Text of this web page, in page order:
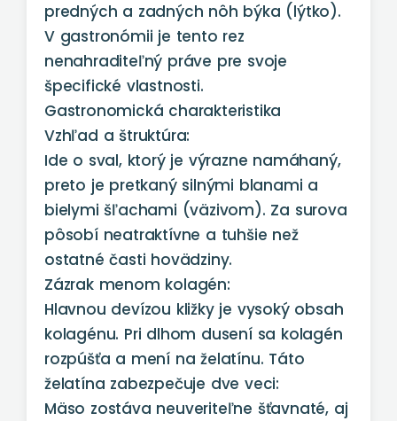
predných a zadných nôh býka (lýtko).
V gastronómii je tento rez
nenahraditeľný práve pre svoje
špecifické vlastnosti.
Gastronomická charakteristika
Vzhľad a štruktúra:
Ide o sval, ktorý je výrazne namáhaný,
preto je pretkaný silnými blanami a
bielymi šľachami (väzivom). Za surova
pôsobí neatraktívne a tuhšie než
ostatné časti hovädziny.
Zázrak menom kolagén:
Hlavnou devízou kližky je vysoký obsah
kolagénu. Pri dlhom dusení sa kolagén
rozpúšťa a mení na želatínu. Táto
želatína zabezpečuje dve veci:
Mäso zostáva neuveriteľne šťavnaté, aj